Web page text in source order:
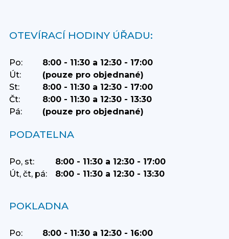
OTEVÍRACÍ HODINY ÚŘADU:
Po:
8:00 - 11:30 a 12:30 - 17:00
Út:
(pouze pro objednané)
St:
8:00 - 11:30 a 12:30 - 17:00
Čt:
8:00 - 11:30 a 12:30 - 13:30
Pá:
(pouze pro objednané)
PODATELNA
Po, st:
8:00 - 11:30 a 12:30 - 17:00
Út, čt, pá:
8:00 - 11:30 a 12:30 - 13:30
POKLADNA
Po:
8:00 - 11:30 a 12:30 - 16:00